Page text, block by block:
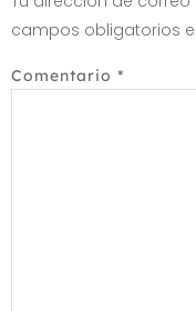
campos obligatorios
Comentario *